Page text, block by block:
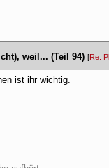
weil... (Teil 94) [Re:
ist ihr wichtig.